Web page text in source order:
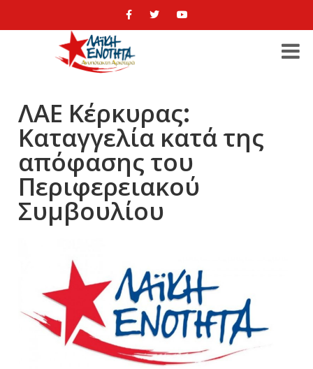
ΛΑΕ Κέρκυρας:
Καταγγελία κατά της
απόφασης του
Περιφερειακού
Συμβουλίου